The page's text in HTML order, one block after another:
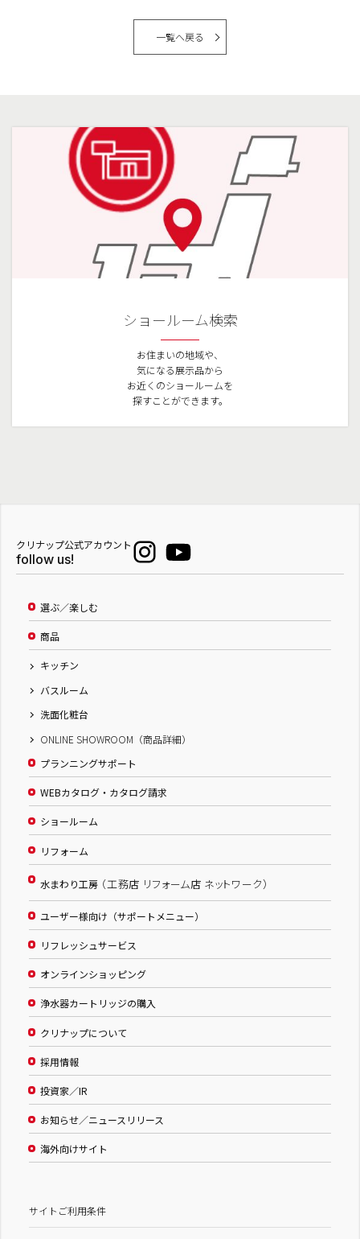
一覧へ戻る
ショールーム検索
お住まいの地域や、
気になる展示品から
お近くのショールームを
探すことができます。
クリナップ公式アカウント
follow us!
選ぶ／楽しむ
商品
キッチン
バスルーム
洗面化粧台
ONLINE SHOWROOM（商品詳細）
プランニングサポート
WEBカタログ・カタログ請求
ショールーム
リフォーム
水まわり工房 （工務店 リフォーム店 ネットワーク）
ユーザー様向け（サポートメニュー）
リフレッシュサービス
オンラインショッピング
浄水器カートリッジの購入
クリナップについて
採用情報
投資家／IR
お知らせ／ニュースリリース
海外向けサイト
サイトご利用条件